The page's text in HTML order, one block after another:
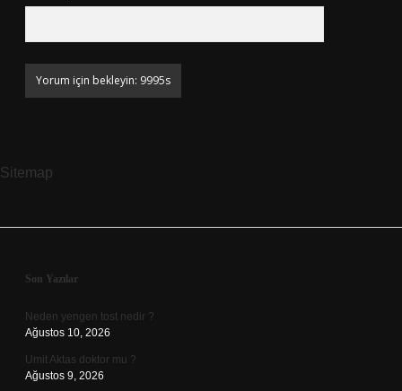
Sitemap
Sidebar
Son Yazılar
Neden yengen tost nedir ?
Ağustos 10, 2026
Umit Aktas doktor mu ?
Ağustos 9, 2026